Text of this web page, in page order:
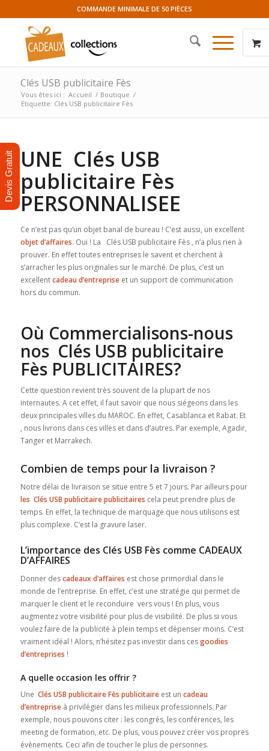
COMMANDE MINIMALE DE 50 PIÈCES
Clés USB publicitaire Fès
Vous êtes ici : Accueil / Boutique /
Etiquette: Clés USB publicitaire Fès
UNE Clés USB
publicitaire Fès
PERSONNALISEE
Ce n’est pas qu’un objet banal de bureau ! C’est aussi, un excellent
objet d’affaires. Oui ! La Clés USB publicitaire Fès , n’a plus rien à
prouver. En effet toutes entreprises le savent et cherchent à
s’arracher les plus originales sur le marché. De plus, c’est un
excellentcadeau d’entrepriseet un support de communication
hors du commun.
Où Commercialisons-nous
nos Clés USB publicitaire
Fès PUBLICITAIRES?
Cette question revient très souvent de la plupart de nos
internautes. A cet effet, il faut savoir que nous siégeons dans les
deux principales villes du MAROC. En effet, Casablanca et Rabat. Et
, nous livrons dans ces villes et dans d’autres. Par exemple, Agadir,
Tanger et Marrakech.
Combien de temps pour la livraison ?
Notre délai de livraison se situe entre 5 et 7 jours. Par ailleurs pour
les Clés USB publicitaire publicitaires cela peut prendre plus de
temps. En effet, la technique de marquage que nous utilisons est
plus complexe. C’est la gravure laser.
L’importance des Clés USB Fès comme CADEAUX
D’AFFAIRES
Donner descadeaux d’affaires est chose primordial dans le
monde de l’entreprise. En effet, c’est une stratégie qui permet de
marquer le client et le reconduire vers vous ! En plus, vous
augmentez votre visibilité pour plus de visibilité. De plus si vous
voulez faire de la publicité à plein temps et dépenser moins. C’est
vraiment idéal ! Alors, n’hésitez pas investir dans cesgoodies
d’entreprises !
A quelle occasion les offrir ?
Une Clés USB publicitaire Fès publicitaireest un cadeau
d’entrepriseà privilégier dans les milieux professionnels. Par
exemple, nous pouvons citer : les congrès, les conférences, les
meeting de formation, etc. De plus, vous pouvez créer vos propres
évènements. Ceci afin de toucher le plus de personnes.
Devis Gratuit